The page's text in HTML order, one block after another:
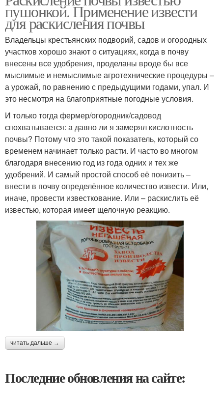
пушонкой. Применение извести
для раскисления почвы
Владельцы крестьянских подворий, садов и огородных
участков хорошо знают о ситуациях, когда в почву
внесены все удобрения, проделаны вроде бы все
мыслимые и немыслимые агротехнические процедуры –
а урожай, по равнению с предыдущими годами, упал. И
это несмотря на благоприятные погодные условия.
И только тогда фермер/огородник/садовод
спохватывается: а давно ли я замерял кислотность
почвы? Потому что это такой показатель, который со
временем начинает только расти. И часто во многом
благодаря внесению год из года одних и тех же
удобрений. И самый простой способ её понизить –
внести в почву определённое количество извести. Или,
иначе, провести известкование. Или – раскислить её
известью, которая имеет щелочную реакцию.
читать дальше →
Последние обновления на сайте: